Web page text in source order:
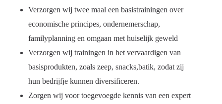
Verzorgen wij twee maal een basistrainingen over
economische principes, ondernemerschap,
familyplanning en omgaan met huiselijk geweld
Verzorgen wij trainingen in het vervaardigen van
basisprodukten, zoals zeep, snacks,batik, zodat zij
hun bedrijfje kunnen diversificeren.
Zorgen wij voor toegevoegde kennis van een expert